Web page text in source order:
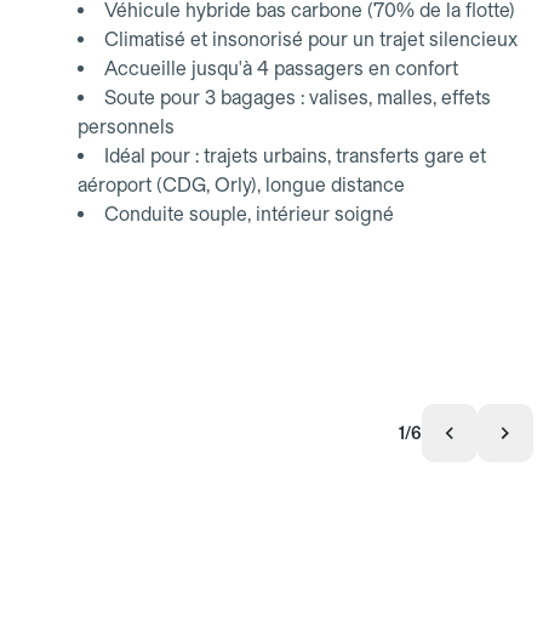
Véhicule hybride bas carbone (70% de la flotte)
Climatisé et insonorisé pour un trajet silencieux
Accueille jusqu'à 4 passagers en confort
Soute pour 3 bagages : valises, malles, effets
personnels
Idéal pour : trajets urbains, transferts gare et
aéroport (CDG, Orly), longue distance
Conduite souple, intérieur soigné
1/6